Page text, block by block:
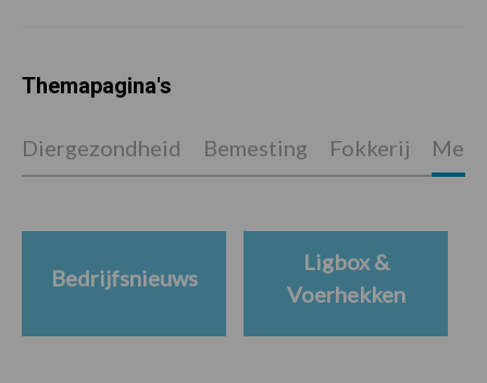
Themapagina's
Diergezondheid Bemesting Fokkerij
Bedrijfsnieuws
Ligbox &
Voerhekken